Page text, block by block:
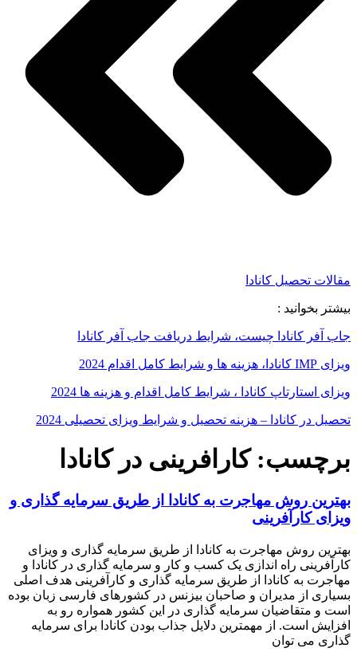
مقالات تحصیل کانادا
بیشتر بخوانید :
جاب آفر کانادا چیست، شرایط دریافت جاب آفر کانادا
ویزای IMP کانادا، هزینه ها و شرایط کامل اقدام 2024
ویزای استارتاپ کانادا ، شرایط کامل اقدام و هزینه ها 2024
تحصیل در کانادا – هزینه‌ تحصیل و شرایط ویزای تحصیلی 2024
برچسب: کارافرینی در کانادا
بهترین روش مهاجرت به کانادا از طریق سرمایه گذاری و
ویزای کارآفرینی
بهترین روش مهاجرت به کانادا از طریق سرمایه گذاری و ویزای
کارآفرینی راه اندازی یک کسب و کار و سرمایه گذاری در کانادا و
مهاجرت به کانادا از طریق سرمایه گذاری و کارآفرینی هدف اصلی
بسیاری از مدیران و صاحبان بیزنس در کشورهای فارسی زبان بوده
است و متقاضیان سرمایه گذاری در این کشور همواره رو به
افزایش است. از مهمترین دلایل جذاب بودن کانادا برای سرمایه
گذاری می توان